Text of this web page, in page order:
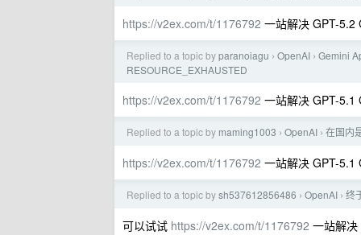
https://v2ex.com/t/1176792 一站解决 GPT-5.2
Replied to a topic byparanoiagu › OpenAI › Gemini
RESOURCE_EXHAUSTED
https://v2ex.com/t/1176792 一站解决 GPT-
Replied to a topic by maming1003 › OpenAI › 在国内
https://v2ex.com/t/1176792 一站解决 GPT-5.1
Replied to a topic bysh537612856486 › OpenAI › 终
可以试试 https://v2ex.com/t/1176792 一站解